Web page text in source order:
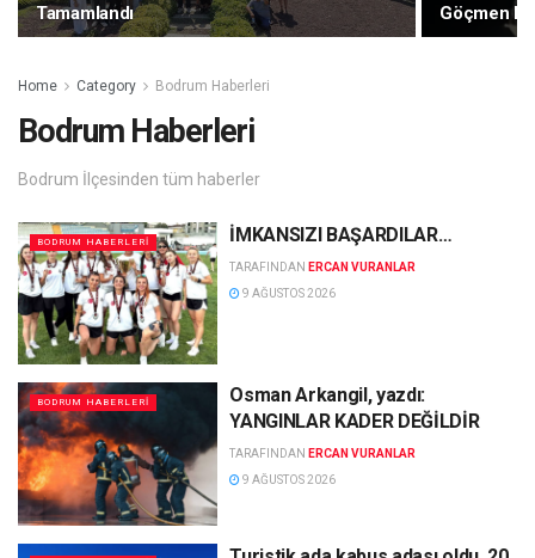
Tamamlandı
Göçmen
Home Category Bodrum Haberleri
Bodrum Haberleri
Bodrum İlçesinden tüm haberler
BODRUM HABERLERI İMKANSIZI BAŞARDILAR…
TARAFINDAN ERCAN VURANLAR
9 AĞUSTOS 2026
BODRUM HABERLERI
Osman Arkangil, yazdı:
YANGINLAR KADER DEĞİLDİR
TARAFINDAN ERCAN VURANLAR
9 AĞUSTOS 2026